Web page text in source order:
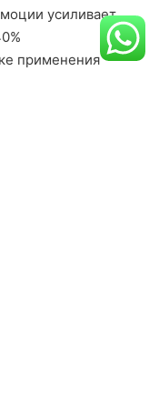
усиливает
применения